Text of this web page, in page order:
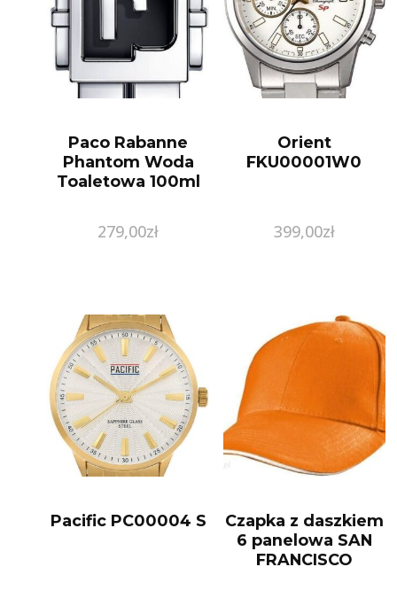
Paco Rabanne
Phantom Woda
Toaletowa 100ml
279,00zł
Orient
FKU00001W0
399,00zł
Pacific PC00004 S
Czapka z daszkiem
6 panelowa SAN
FRANCISCO